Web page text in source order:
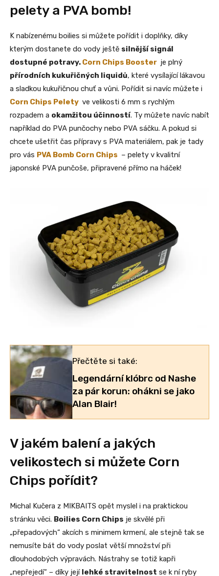
pelety a PVA bomb!
K nabízenému boilies si můžete pořídit i doplňky, díky
kterým dostanete do vody ještě silnější signál
dostupné potravy. Corn Chips Booster je plný
přírodních kukuřičných liquidů, které vysílající lákavou
a sladkou kukuřičnou chuť a vůni. Pořídit si navíc můžete i
Corn Chips Pelety ve velikosti 6 mm s rychlým
rozpadem a okamžitou účinností. Ty můžete navíc nabít
například do PVA punčochy nebo PVA sáčku. A pokud si
chcete ušetřit čas přípravy s PVA materiálem, pak je tady
pro vás PVA Bomb Corn Chips – pelety v kvalitní
japonské PVA punčoše, připravené přímo na háček!
Přečtěte si také:
Legendární klóbrc od Nashe
za pár korun: ohákni se jako
Alan Blair!
V jakém balení a jakých
velikostech si můžete Corn
Chips pořídit?
Michal Kučera z MIKBAITS opět myslel i na praktickou
stránku věci. Boilies Corn Chips je skvělé při
„přepadových“ akcích s minimem krmení, ale stejně tak se
nemusíte bát do vody poslat větší množství při
dlouhodobých výpravách. Nástrahy se totiž kapři
„nepřejedí“ – díky její lehké stravitelnost se k ní ryby